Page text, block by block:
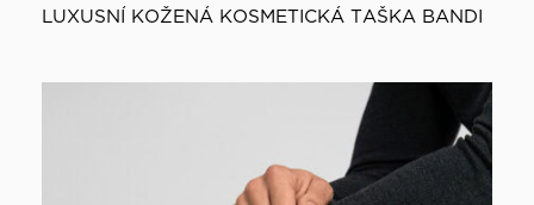
LUXUSNÍ KOŽENÁ KOSMETICKÁ TAŠKA BANDI